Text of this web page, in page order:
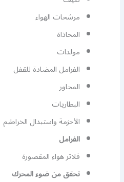
مرشحات الهواء
المحاذاة
مولدات
الفرامل المضادة للقفل
المحاور
البطاريات
الأحزمة واستبدال الخراطيم
الفرامل
فلاتر هواء المقصورة
تحقق من ضوء المحرك